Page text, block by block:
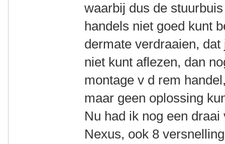
waarbij dus de
handels niet goed kunt
dermate verdraaien,
niet kunt aflezen, dan
montage v d rem
maar geen oplossing
Nu had ik nog een
Nexus, ook 8